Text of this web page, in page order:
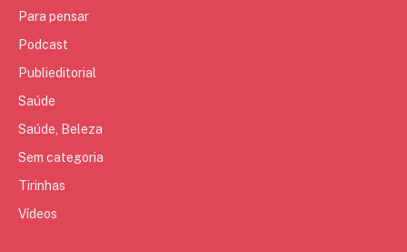
Para pensar
Podcast
Publieditorial
Saúde
Saúde, Beleza
Sem categoria
Tirinhas
Vídeos